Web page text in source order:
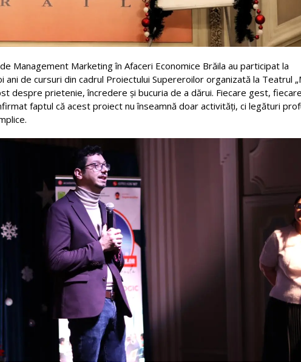
Management Marketing în Afaceri Economice Brăila au participat la
ani de cursuri din cadrul Proiectului Supereroilor organizată la Teatrul
despre prietenie, încredere și bucuria de a dărui. Fiecare gest, fiecare
faptul că acest proiect nu înseamnă doar activități, ci legături